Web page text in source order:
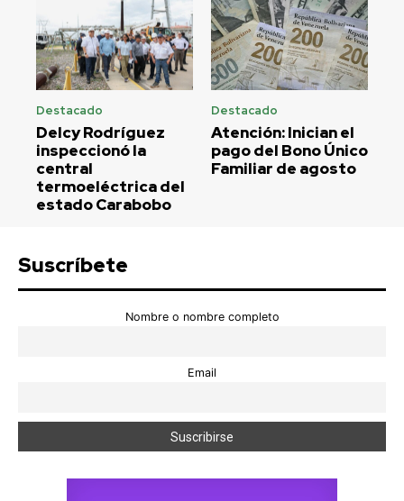
Destacado
Delcy Rodríguez
inspeccionó la
central
termoeléctrica del
estado Carabobo
Destacado
Atención: Inician el
pago del Bono Único
Familiar de agosto
Suscríbete
Nombre o nombre completo
Email